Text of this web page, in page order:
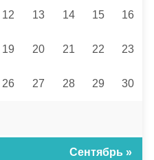
12 13 14 15 16
19 20 21 22 23
26 27 28 29 30
Сентябрь »